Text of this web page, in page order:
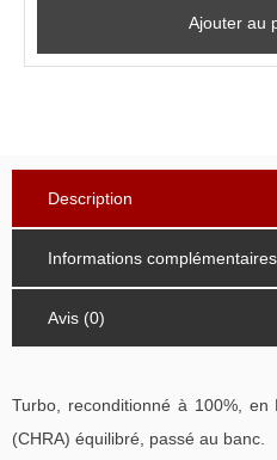
Ajouter au
Description
Informations complémentaires
Avis (0)
Turbo, reconditionné à 100%,
(CHRA) équilibré, passé au banc.